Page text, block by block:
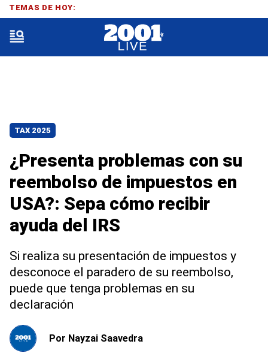
TAX 2025
¿Presenta problemas con su
reembolso de impuestos en
USA?: Sepa cómo recibir
ayuda del IRS
Si realiza su presentación de impuestos y
desconoce el paradero de su reembolso,
puede que tenga problemas en su
declaración
Por Nayzai Saavedra
TEMAS DE HOY: